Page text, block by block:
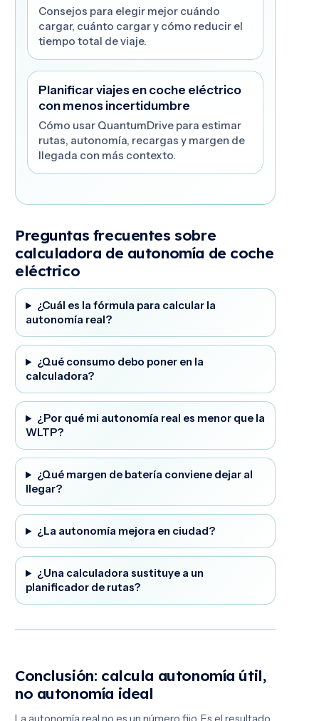
Consejos para elegir mejor cuándo
cargar, cuánto cargar y cómo reducir el
tiempo total de viaje.
Planificar viajes en coche eléctrico
con menos incertidumbre
Cómo usar QuantumDrive para estimar
rutas, autonomía, recargas y margen de
llegada con más contexto.
Preguntas frecuentes sobre
calculadora de autonomía de coche
eléctrico
¿Cuál es la fórmula para calcular la
autonomía real?
¿Qué consumo debo poner en la
calculadora?
¿Por qué mi autonomía real es menor que la
WLTP?
¿Qué margen de batería conviene dejar al
llegar?
¿La autonomía mejora en ciudad?
¿Una calculadora sustituye a un
planificador de rutas?
Conclusión: calcula autonomía útil,
no autonomía ideal